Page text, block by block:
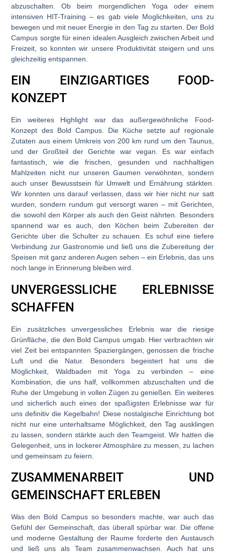
abzuschalten. Ob beim morgendlichen Yoga oder einem
intensiven HIT-Training – es gab viele Moglichkeiten, uns zu
bewegen und mit neuer Energie in den Tag zu starten. Der Bold
Campus sorgte für einen idealen Ausgleich zwischen Arbeit und
Freizeit, so konnten wir unsere Produktivität steigern und uns
gleichzeitig entspannen.
EIN EINZIGARTIGES FOOD-
KONZEPT
Ein weiteres Highlight war das außergewöhnliche Food-
Konzept des Bold Campus. Die Küche setzte auf regionale
Zutaten aus einem Umkreis von 200 km rund um den Taunus,
und der Großteil der Gerichte war vegan. Es war einfach
fantastisch, wie die frischen, gesunden und nachhaltigen
Mahlzeiten nicht nur unseren Gaumen verwöhnten, sondern
auch unser Bewusstsein für Umwelt und Ernährung stärkten.
Wir konnten uns darauf verlassen, dass wir hier nicht nur satt
wurden, sondern rundum gut versorgt waren – mit Gerichten,
die sowohl den Körper als auch den Geist nährten. Besonders
spannend war es auch, den Köchen beim Zubereiten der
Gerichte über die Schulter zu schauen. Es schuf eine tiefere
Verbindung zur Gastronomie und ließ uns die Zubereitung der
Speisen mit ganz anderen Augen sehen – ein Erlebnis, das uns
noch lange in Erinnerung bleiben wird.
UNVERGESSLICHE ERLEBNISSE
SCHAFFEN
Ein zusätzliches unvergessliches Erlebnis war die riesige
Grünfläche, die den Bold Campus umgab. Hier verbrachten wir
viel Zeit bei entspannten Spaziergängen, genossen die frische
Luft und die Natur. Besonders begeistert hat uns die
Möglichkeit, Waldbaden mit Yoga zu verbinden – eine
Kombination, die uns half, vollkommen abzuschalten und die
Ruhe der Umgebung in vollen Zügen zu genießen. Ein weiteres
und sicherlich auch eines der spaßigsten Erlebnisse war für
uns definitiv die Kegelbahn! Diese nostalgische Einrichtung bot
nicht nur eine unterhaltsame Möglichkeit, den Tag ausklingen
zu lassen, sondern stärkte auch den Teamgeist. Wir hatten die
Gelegenheit, uns in lockerer Atmosphäre zu messen, zu lachen
und gemeinsam zu feiern.
ZUSAMMENARBEIT UND
GEMEINSCHAFT ERLEBEN
Was den Bold Campus so besonders machte, war auch das
Gefühl der Gemeinschaft, das überall spürbar war. Die offene
und moderne Gestaltung der Raume forderte den Austausch
und ließ uns als Team zusammenwachsen. Auch hat uns